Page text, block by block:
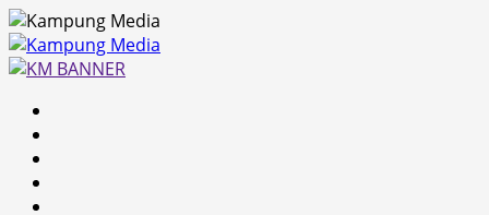
Skip
to
content
Primary
Menu